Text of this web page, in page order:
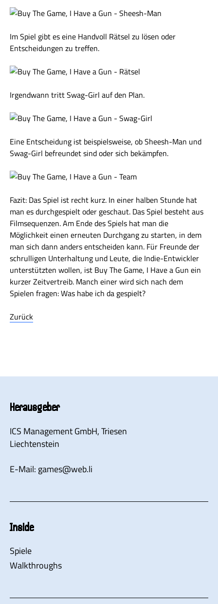
Im Spiel gibt es eine Handvoll Rätsel zu lösen oder
Entscheidungen zu treffen.
Irgendwann tritt Swag-Girl auf den Plan.
Eine Entscheidung ist beispielsweise, ob Sheesh-Man und
Swag-Girl befreundet sind oder sich bekämpfen.
Fazit: Das Spiel ist recht kurz. In einer halben Stunde hat
man es durchgespielt oder geschaut. Das Spiel besteht aus
Filmsequenzen. Am Ende des Spiels hat man die
Möglichkeit einen erneuten Durchgang zu starten, in dem
man sich dann anders entscheiden kann. Für Freunde der
schrulligen Unterhaltung und Leute, die Indie-Entwickler
unterstützten wollen, ist Buy The Game, I Have a Gun ein
kurzer Zeitvertreib. Manch einer wird sich nach dem
Spielen fragen: Was habe ich da gespielt?
Zurück
Herausgeber
ICS Management GmbH, Triesen
Liechtenstein
E-Mail: games@web.li
Inside
Spiele
Walkthroughs